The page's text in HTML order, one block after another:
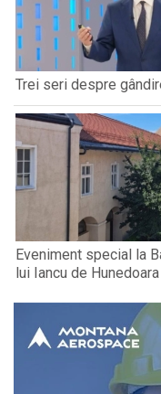
Trei seri despre
Eveniment special la
lui Iancu de Hunedoara